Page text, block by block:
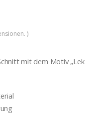
)
mit dem Motiv „Lek